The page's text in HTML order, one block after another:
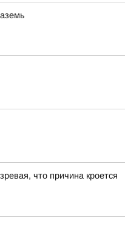
что причина кроется